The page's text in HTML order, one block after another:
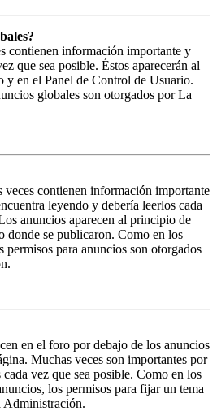
contienen información importante y
que sea posible. Éstos aparecerán al
y en el Panel de Control de Usuario.
globales son otorgados por La
veces contienen información importante
leyendo y debería leerlos cada
anuncios aparecen al principio de
donde se publicaron. Como en los
permisos para anuncios son otorgados
en el foro por debajo de los anuncios
Muchas veces son importantes por
vez que sea posible. Como en los
los permisos para fijar un tema
Administración.